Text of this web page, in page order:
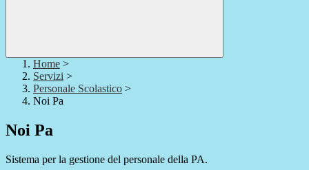
Home >
Servizi >
Personale Scolastico >
Noi Pa
Noi Pa
Sistema per la gestione del personale della PA.